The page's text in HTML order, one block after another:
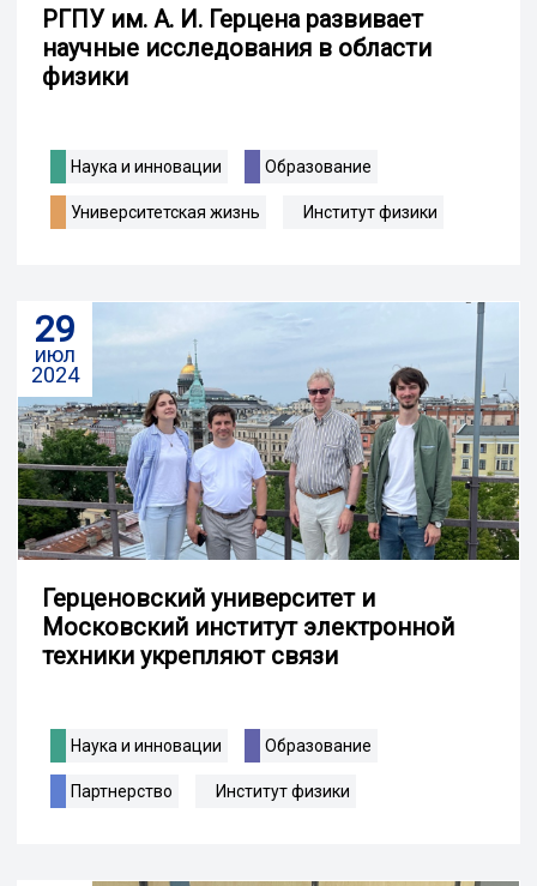
РГПУ им. А. И. Герцена развивает
научные исследования в области
физики
Наука и инновации Образование
Университетская жизнь Институт физики
29
июл
2024
Герценовский университет и
Московский институт электронной
техники укрепляют связи
Наука и инновации Образование
Партнерство Институт физики